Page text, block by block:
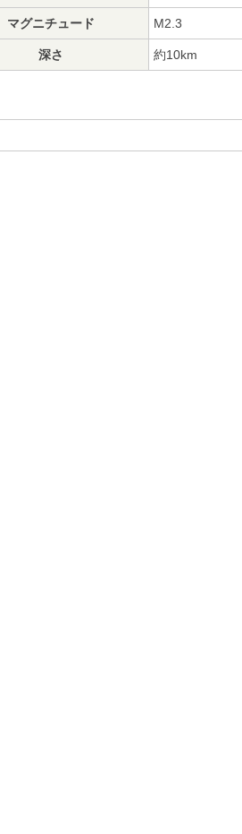
マグニチュード M2.3
深さ 約10km